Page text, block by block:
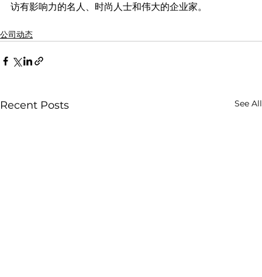
访有影响力的名人、时尚人士和伟大的企业家。
公司动态
Recent Posts See All